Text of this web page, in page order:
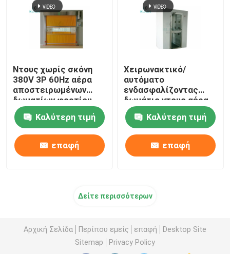
Ντους χωρίς σκόνη
380V 3P 60Hz αέρα
αποστειρωμένων
δωματίων φορτίου
της κκπ με κυλώντας
τη γρήγορα πόρτα
Καλύτερη τιμή
επαφή
Χειρωνακτικό/
αυτόματο
ενδασφαλίζοντας
δωμάτιο ντους αέρα
πορτών για το
μοριακό θάλαμο
ελέγχου
Καλύτερη τιμή
επαφή
Δείτε περισσότερων
Αρχική Σελίδα Περίπου εμείς επαφή
Desktop Site
Sitemap
Privacy Policy